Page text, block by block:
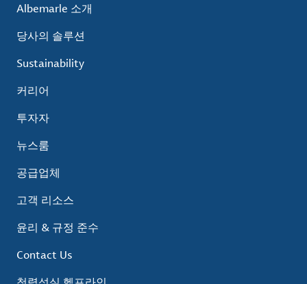
Albemarle 소개
당사의 솔루션
Sustainability
커리어
투자자
뉴스룸
공급업체
고객 리소스
윤리 & 규정 준수
Contact Us